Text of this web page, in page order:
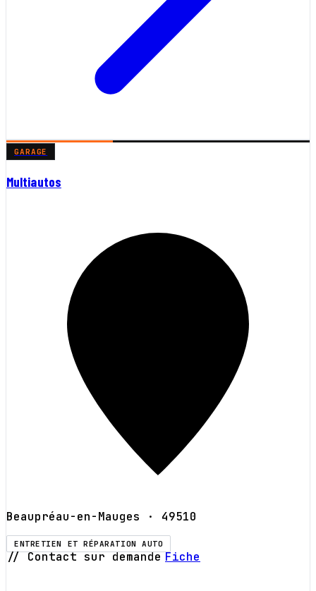
GARAGE
Multiautos
Beaupréau-en-Mauges · 49510
ENTRETIEN ET RÉPARATION AUTO
// Contact sur demande Fiche